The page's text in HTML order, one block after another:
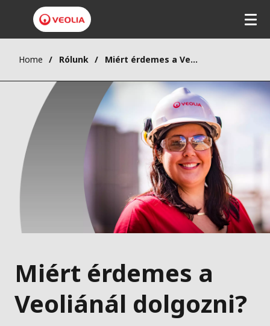
Home Rólunk Miért érdemes a Veoliánál dolgozni?
Miért érdemes a
Veoliánál dolgozni?